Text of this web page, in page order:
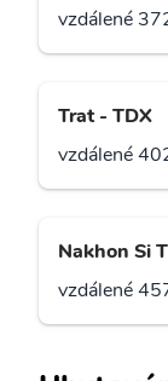
vzdálené
Trat - TDX
vzdálené
Nakhon Si
vzdálené